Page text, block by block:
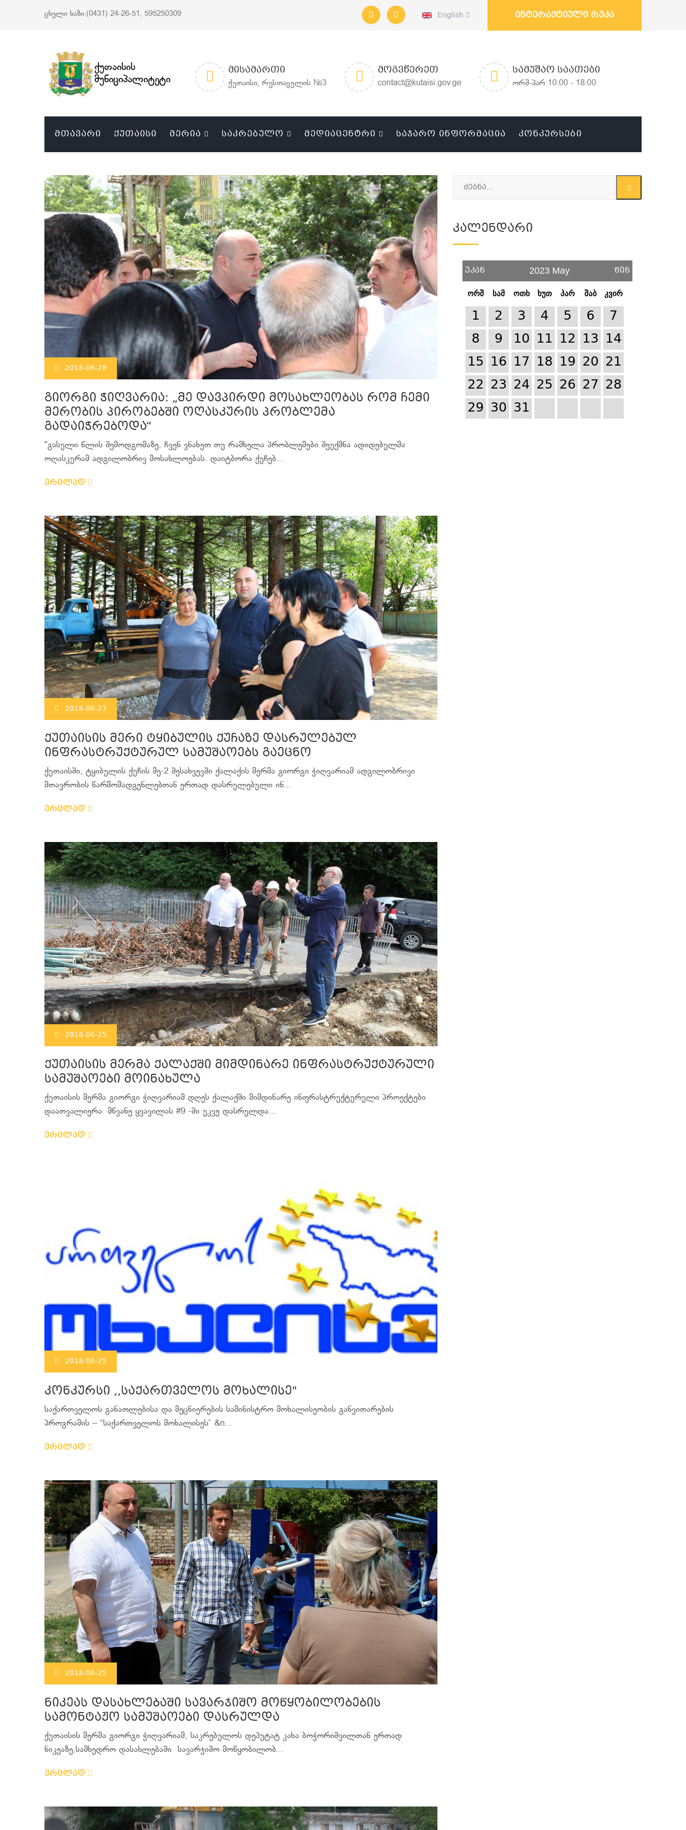
ცხელი ხაზი:(0431) 24-26-51, 595250309 English ინტერაქტიული რუკა
ქუთაისის
მუნიციპალიტეტი
ᲛᲘᲡᲐᲛᲐᲠᲗᲘ
ქუთაისი, რუსთაველის №3
ᲛᲝᲒᲕᲬᲔᲠᲔᲗ
contact@kutaisi.gov.ge
ᲡᲐᲛᲣᲨᲐᲝ ᲡᲐᲐᲗᲔᲑᲘ
ორშ-პარ:10:00 - 18:00
ᲛᲗᲐᲕᲐᲠᲘ ᲥᲣᲗᲐᲘᲡᲘ ᲛᲔᲠᲘᲐ ᲡᲐᲙᲠᲔᲑᲣᲚᲝ ᲛᲔᲓᲘᲐᲪᲔᲜᲢᲠᲘ ᲡᲐᲯᲐᲠᲝ ᲘᲜᲤᲝᲠᲛᲐᲪᲘᲐ ᲙᲝᲜᲙᲣᲠᲡᲔᲑᲘ
2018-06-28
გიორგი ჭიღვარია: „მე დავპირდი მოსახლეობას რომ ჩემი
მერობის პირობებში ოღასკურის პრობლემა
გადაიჭრებოდა“
"გასული წლის შემოდგომაზე, ჩვენ ვნახეთ თუ რამხელა პრობლემები შეუქმნა ადიდებულმა
ოღასკურამ ადგილობრივ მოსახლოებას. დაიტბორა ქუჩებ...
ვრცლად
2018-06-27
ქუთაისის მერი ტყიბულის ქუჩაზე დასრულებულ
ინფრასტრუქტურულ სამუშაოებს გაეცნო
ქუთაისში, ტყიბულის ქუჩის მე-2 შესახვევში ქალაქის მერმა გიორგი ჭიღვარიამ ადგილობრივი
მთავრობის წარმომადგენლებთან ერთად დასრულებული ინ...
ვრცლად
2018-06-25
ქუთაისის მერმა ქალაქში მიმდინარე ინფრასტრუქტურული
სამუშაოები მოინახულა
ქუთაისის მერმა გიორგი ჭიღვარიამ დღეს ქალაქში მიმდინარე ინფრასტრუქტურული პროექტები
დაათვალიერა. მწვანე ყვავილას #9 -ში უკვე დასრულდა...
ვრცლად
2018-06-25
კონკურსი ,,საქართველოს მოხალისე"
საქართველოს განათლებისა და მეცნიერების სამინისტრო მოხალისეობის განვითარების
პროგრამის – “საქართველოს მოხალისეს” &n...
ვრცლად
2018-06-25
ნიკეას დასახლებაში სავარჯიშო მოწყობილობების
სამონტაჟო სამუშაოები დასრულდა
ქუთაისის მერმა გიორგი ჭიღვარიამ, საკრებულოს დეპუტატ კახა ბოჭორიშვილთან ერთად
ნიკეაზე,სამხედრო დასახლებაში სავარჯიშო მოწყობილობ...
ვრცლად
Კალენდარი
უკან 2023 May წინ
ორშ სამ ოთხ ხუთ პარ შაბ კვირ
1 2 3 4 5 6
7
8
9 10 11 12 13 14
15 16 17 18 19 20 21
22 23 24 25 26 27 28
29 30 31